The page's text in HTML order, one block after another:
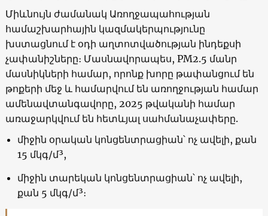
Միևնույն ժամանակ Առողջապահության
համաշխարհային կազմակերպությունը
խստացնում է օդի աղտոտվածության ինդեքսի
չափանիշները։ Մասնավորապես, PM2.5 մանր
մասնիկների համար, որոնք խորը թափանցում են
թոքերի մեջ և համարվում են առողջության համար
ամենավտանգավորը, 2025 թվականի համար
առաջարկվում են հետևյալ սահմանաչափերը.
միջին օրական կոնցենտրացիան՝ ոչ ավելի, քան
15 մկգ/մ³,
միջին տարեկան կոնցենտրացիան՝ ոչ ավելի,
քան 5 մկգ/մ³։